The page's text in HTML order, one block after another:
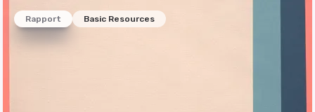
Rapport Basic Resources